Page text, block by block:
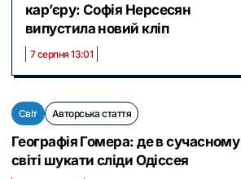
кар’єру: Софія Нерсесян
випустила новий кліп
7 серпня 13:01
Світ Авторська стаття
Географія Гомера: де в сучасному
світі шукати сліди Одіссея